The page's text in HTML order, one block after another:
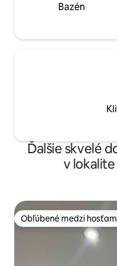
Bazén
Ďalšie skvelé
v
Obľúbené medzi
Obľúbené medzi